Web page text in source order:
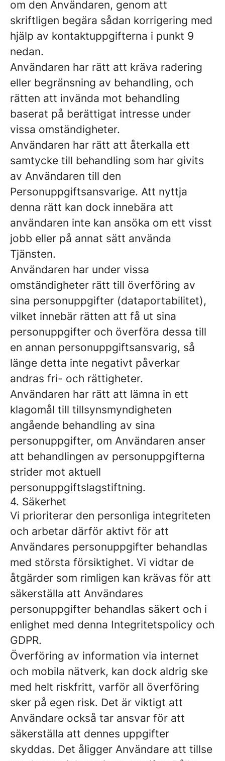
om den Användaren, genom att
skriftligen begära sådan korrigering med
hjälp av kontaktuppgifterna i punkt 9
nedan.
Användaren har rätt att kräva radering
eller begränsning av behandling, och
rätten att invända mot behandling
baserat på berättigat intresse under
vissa omständigheter.
Användaren har rätt att återkalla ett
samtycke till behandling som har givits
av Användaren till den
Personuppgiftsansvarige. Att nyttja
denna rätt kan dock innebära att
användaren inte kan ansöka om ett visst
jobb eller på annat sätt använda
Tjänsten.
Användaren har under vissa
omständigheter rätt till överföring av
sina personuppgifter (dataportabilitet),
vilket innebär rätten att få ut sina
personuppgifter och överföra dessa till
en annan personuppgiftsansvarig, så
länge detta inte negativt påverkar
andras fri- och rättigheter.
Användaren har rätt att lämna in ett
klagomål till tillsynsmyndigheten
angående behandling av sina
personuppgifter, om Användaren anser
att behandlingen av personuppgifterna
strider mot aktuell
personuppgiftslagstiftning.
4. Säkerhet
Vi prioriterar den personliga integriteten
och arbetar därför aktivt för att
Användares personuppgifter behandlas
med största försiktighet. Vi vidtar de
åtgärder som rimligen kan krävas för att
säkerställa att Användares
personuppgifter behandlas säkert och i
enlighet med denna Integritetspolicy och
GDPR.
Överföring av information via internet
och mobila nätverk, kan dock aldrig ske
med helt riskfritt, varför all överföring
sker på egen risk. Det är viktigt att
Användare också tar ansvar för att
säkerställa att dennes uppgifter
skyddas. Det åligger Användare att tillse